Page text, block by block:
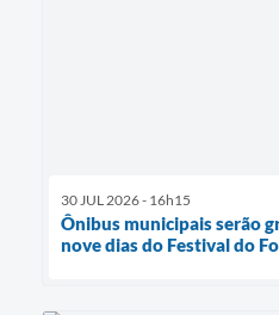
30 JUL 2026 - 16h15
Ônibus municipais serão
nove dias do Festival do